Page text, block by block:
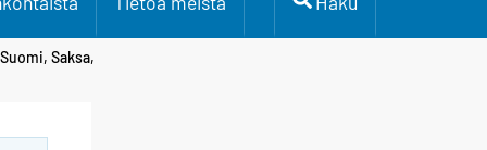
Saksa,